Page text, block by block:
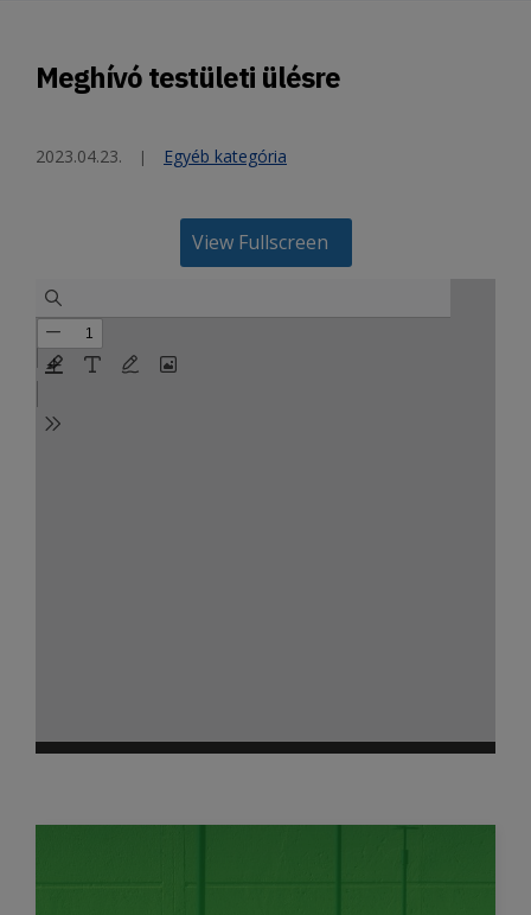
Meghívó testületi ülésre
2023.04.23. Egyéb kategória
View Fullscreen